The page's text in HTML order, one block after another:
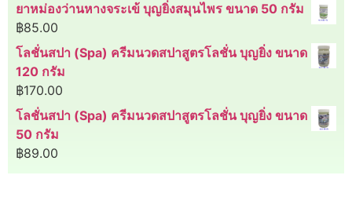
ยาหม่องว่านหางจระเข้ บุญยิ่งสมุนไพร ขนาด 50 กรัม
฿85.00
โลชั่นสปา (Spa) ครีมนวดสปาสูตรโลชั่น บุญยิ่ง ขนาด
120 กรัม
฿170.00
โลชั่นสปา (Spa) ครีมนวดสปาสูตรโลชั่น บุญยิ่ง ขนาด
50 กรัม
฿89.00